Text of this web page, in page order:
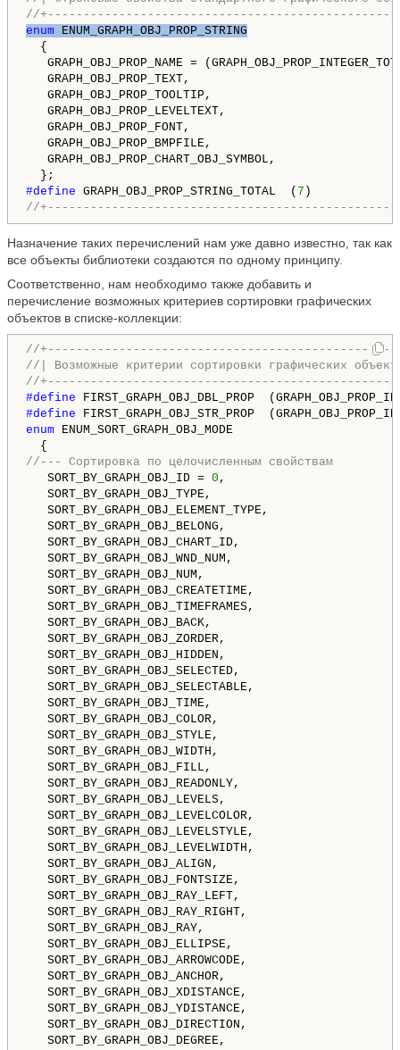
//
enum ENUM_GRAPH_OBJ_PROP_STRING
{
GRAPH_OBJ_PROP_NAME =
#define GRAPH_OBJ_PROP_STRING_TOTAL  ( 7
//
Назначение таких перечислений нам уже давно известно, так как
все объекты библиотеки создаются по одному принципу.
Соответственно, нам необходимо также добавить и
перечисление возможных критериев сортировки графических
объектов в списке-коллекции:
//
//| Возможные критерии сортировки графических
//
#define
#define
enum ENUM_SORT_GRAPH_OBJ_MODE
//--- Сортировка по целочисленным свойствам
SORT_BY_GRAPH_OBJ_ID = 0